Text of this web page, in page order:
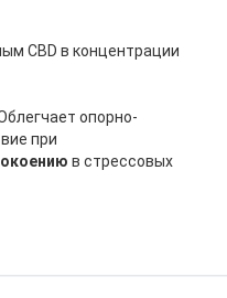
CBD в концентрации
опорно-
при
в стрессовых